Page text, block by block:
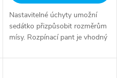
Nastavitelné úchyty umožní
sedátko přizpůsobit rozměrům
mísy. Rozpínací pant je vhodný
Ø 14 mm Pro uchycení